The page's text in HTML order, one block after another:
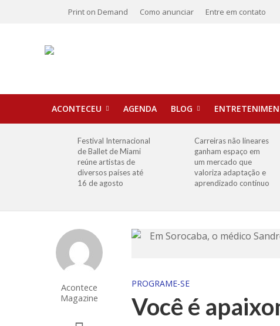
Print on Demand Como anunciar Entre em contato
ACONTECEU AGENDA BLOG
Festival Internacional
de Ballet de Miami
reúne artistas de
diversos países até
16 de agosto
Carreiras não lineares
ganham espaço em
um mercado que
valoriza adaptação e
aprendizado contínuo
Acontece
Magazine
PROGRAME-SE
Você é